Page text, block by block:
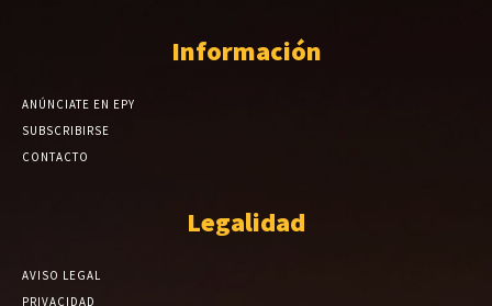
Información
ANÚNCIATE EN EPY
SUBSCRIBIRSE
CONTACTO
Legalidad
AVISO LEGAL
PRIVACIDAD